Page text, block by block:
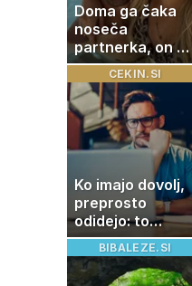
Doma ga čaka
noseča
partnerka, on pa
dopustuje z
drugo
CEKIN.SI
Ko imajo dovolj,
preprosto
odidejo: to
znamenje
najpogosteje da
odpoved
BIBALEZE.SI